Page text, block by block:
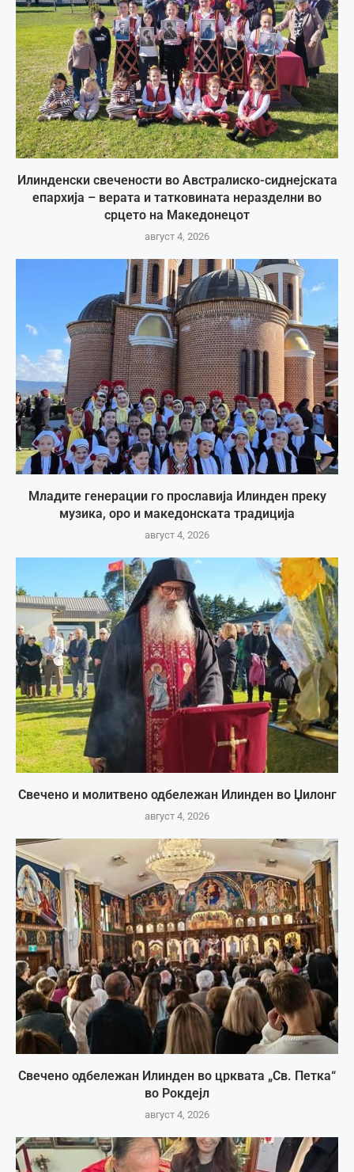
Илинденски свечености во Австралиско-сиднејската
епархија – верата и татковината неразделни во
срцето на Македонецот
август 4, 2026
Младите генерации го прославија Илинден преку
музика, оро и македонската традиција
август 4, 2026
Свечено и молитвено одбележан Илинден во Џилонг
август 4, 2026
Свечено одбележан Илинден во црквата „Св. Петка“
во Рокдејл
август 4, 2026